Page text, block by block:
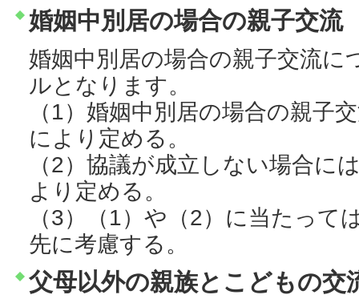
婚姻中別居の場合の親子交流
婚姻中別居の場合の親子交流に
ルとなります。
（1）婚姻中別居の場合の親子
により定める。
（2）協議が成立しない場合に
より定める。
（3）（1）や（2）に当たって
先に考慮する。
父母以外の親族とこどもの交